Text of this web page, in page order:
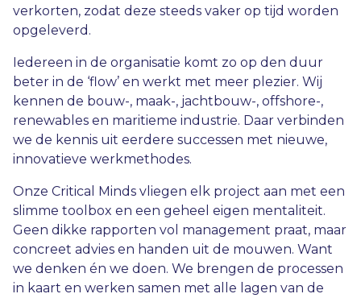
verkorten, zodat deze steeds vaker op tijd worden
opgeleverd.
Iedereen in de organisatie komt zo op den duur
beter in de ‘flow’ en werkt met meer plezier. Wij
kennen de bouw-, maak-, jachtbouw-, offshore-,
renewables en maritieme industrie. Daar verbinden
we de kennis uit eerdere successen met nieuwe,
innovatieve werkmethodes.
Onze Critical Minds vliegen elk project aan met een
slimme toolbox en een geheel eigen mentaliteit.
Geen dikke rapporten vol management praat, maar
concreet advies en handen uit de mouwen. Want
we denken én we doen. We brengen de processen
in kaart en werken samen met alle lagen van de